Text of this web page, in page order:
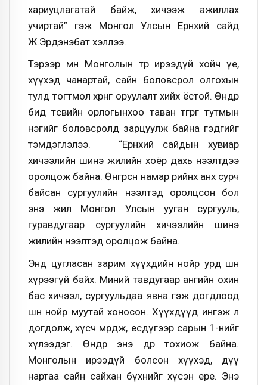
хариуцлагатай байж, хичээж ажиллах
учиртай” гэж Монгол Улсын Ерөнхий сайд
Ж.Эрдэнэбат хэллээ.
Тэрээр мөн Монголын төр ирээдүй хойч үе,
хүүхэд чанартай, сайн боловсрол олгохын
тулд тогтмол хөрөнгө оруулалт хийх ёстой. Өнөөдөр
бид төсвийн орлогынхоо таван төгрөг тутмын
нэгийг боловсролд зарцуулж байна гэдгийг
тэмдэглэлээ. “Ерөнхий сайдын хувиар
хичээлийн шинэ жилийн хоёр дахь нээлтдээ
оролцож байна. Өнгөрсөн намар өөрийнхөө анх сурч
байсан сургуулийн нээлтэд оролцсон бол
энэ жил Монгол Улсын ууган сургууль,
гуравдугаар сургуулийн хичээлийн шинэ
жилийн нээлтэд оролцож байна.
Энд цугласан зарим хүүхдийн нойр урд шөнө
хүрээгүй байх. Миний тавдугаар ангийн охин
бас хичээл, сургуульдаа явна гэж догдлоод
шөнө нойр муутай хоносон. Хүүхдүүд ингэж л
догдолж, хүсч мөрөөдөж, есдүгээр сарын 1-нийг
хүлээдэг. Өнөөдөр энэ өдөр тохиож байна.
Монголын ирээдүй болсон хүүхэд, дүү
нартаа сайн сайхан бүхнийг хүсэн ерөөе. Энэ